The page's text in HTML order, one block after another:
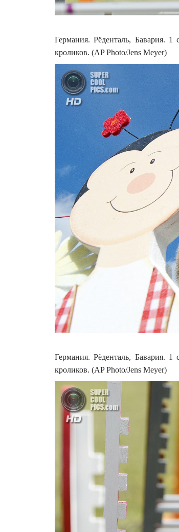
Германия. Рёденталь, Бавария.
кроликов. (AP Photo/Jens Meyer)
Германия. Рёденталь, Бавария.
кроликов. (AP Photo/Jens Meyer)